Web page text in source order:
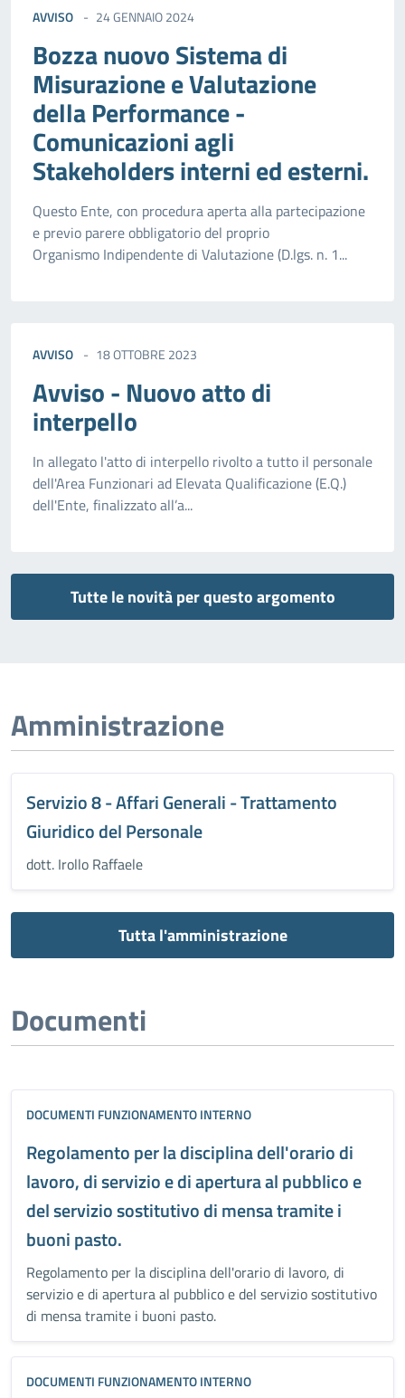
AVVISO 24 GENNAIO 2024
Bozza nuovo Sistema di
Misurazione e Valutazione
della Performance -
Comunicazioni agli
Stakeholders interni ed esterni.
Questo Ente, con procedura aperta alla partecipazione
e previo parere obbligatorio del proprio
Organismo Indipendente di Valutazione (D.lgs. n. 1...
AVVISO 18 OTTOBRE 2023
Avviso - Nuovo atto di
interpello
In allegato l'atto di interpello rivolto a tutto il personale
dell'Area Funzionari ad Elevata Qualificazione (E.Q.)
dell'Ente, finalizzato all’a...
Tutte le novità per questo argomento
Amministrazione
Servizio 8 - Affari Generali - Trattamento
Giuridico del Personale
dott. Irollo Raffaele
Tutta l'amministrazione
Documenti
DOCUMENTI FUNZIONAMENTO INTERNO
Regolamento per la disciplina dell'orario di
lavoro, di servizio e di apertura al pubblico e
del servizio sostitutivo di mensa tramite i
buoni pasto.
Regolamento per la disciplina dell'orario di lavoro, di
servizio e di apertura al pubblico e del servizio sostitutivo
di mensa tramite i buoni pasto.
DOCUMENTI FUNZIONAMENTO INTERNO